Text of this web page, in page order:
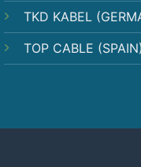
TKD KABEL
TOP CABLE (SPAIN)